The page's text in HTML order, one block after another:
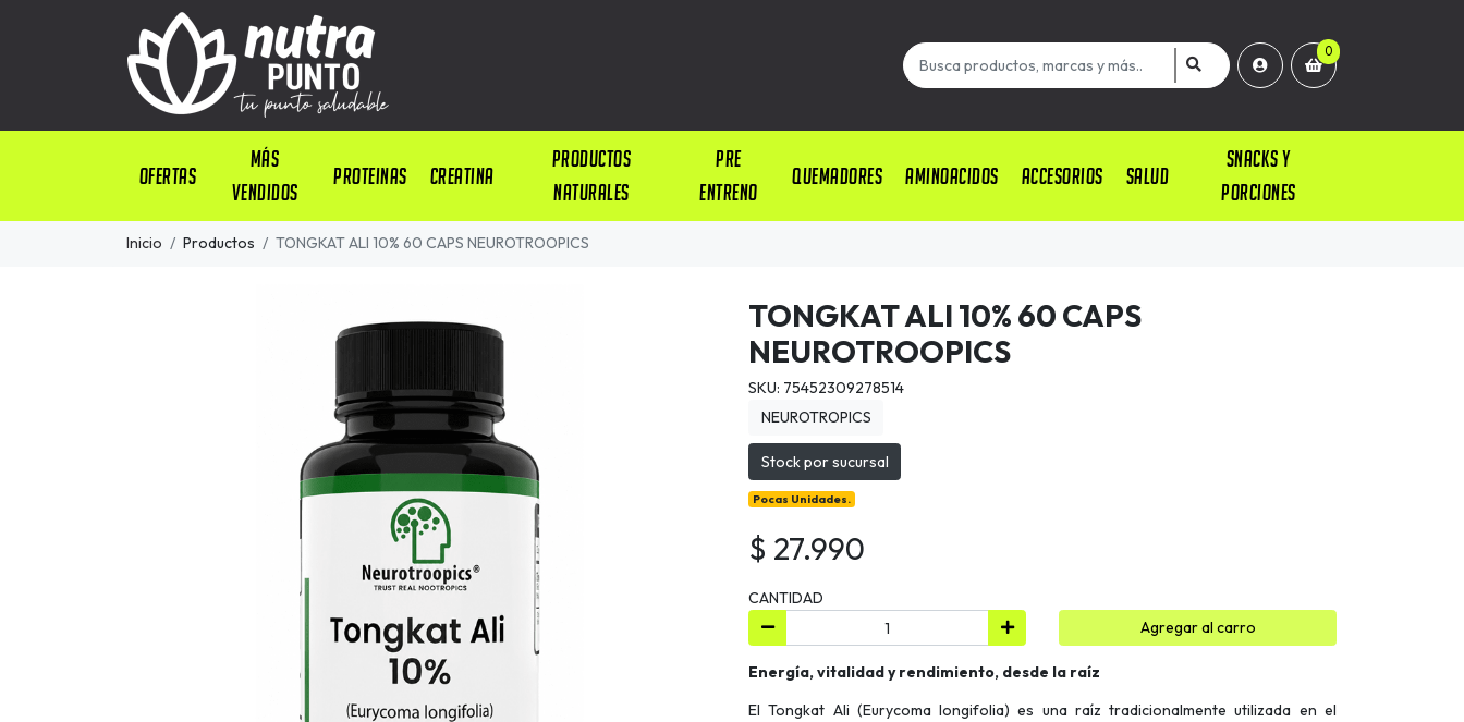
0
OFERTAS
Más
Vendidos
PROTEINAS CREATINA
PRODUCTOS
NATURALES
PRE
ENTRENO
QUEMADORES AMINOACIDOS ACCESORIOS SALUD
SNACKS Y
PORCIONES
Inicio Productos TONGKAT ALI 10% 60 CAPS NEUROTROOPICS
TONGKAT ALI 10% 60 CAPS
NEUROTROOPICS
SKU: 75452309278514
NEUROTROPICS
Stock por sucursal
Pocas Unidades.
$ 27.990
CANTIDAD
Agregar al carro
Energía, vitalidad y rendimiento, desde la raíz
El Tongkat Ali (Eurycoma longifolia) es una raíz tradicionalmente utilizada en el